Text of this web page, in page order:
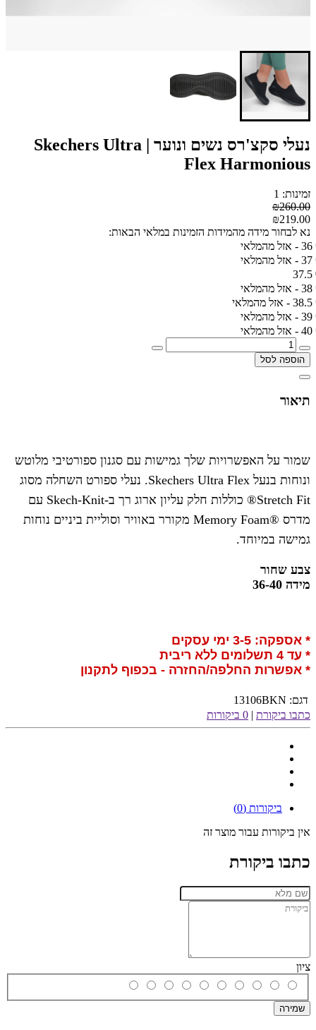
נעלי סקצ'רס נשים ונוער | Skechers Ultra
Flex Harmonious
זמינות: 1
₪260.00
₪219.00
נא לבחור מידה מהמידות הזמינות במלאי הבאות:
36 - אזל מהמלאי
37 - אזל מהמלאי
37.5
38 - אזל מהמלאי
38.5 - אזל מהמלאי
39 - אזל מהמלאי
40 - אזל מהמלאי
הוספה לסל
תיאור
שמור על האפשרויות שלך גמישות עם סגנון ספורטיבי מלוטש
ונוחות בנעל Skechers Ultra Flex. נעלי ספורט השחלה מסוג
Stretch Fit® כוללות חלק עליון ארוג רך ב-Skech-Knit עם
מדרס ®Memory Foam מקורר באוויר וסוליית ביניים נוחות
גמישה במיוחד.
צבע שחור
מידה 36-40
* אספקה: 3-5 ימי עסקים
* עד 4 תשלומים ללא ריבית
* אפשרות החלפה/החזרה - בכפוף לתקנון
דגם: 13106BKN
כתבו ביקורת | 0 ביקורות
ביקורות (0)
אין ביקורות עבור מוצר זה
כתבו ביקורת
ציון
שמירה